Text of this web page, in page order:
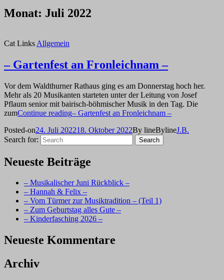
Monat: Juli 2022
Cat Links Allgemein
– Gartenfest an Fronleichnam –
Vor dem Waldthurner Rathaus ging es am Donnerstag hoch her.
Mehr als 20 Musikanten starteten unter der Leitung von Josef
Pflaum senior mit bairisch-böhmischer Musik in den Tag. Die
zumContinue reading– Gartenfest an Fronleichnam –
Posted-on24. Juli 202218. Oktober 2022By lineBylineJ.B.
Search for:
Search
Neueste Beiträge
– Musikalischer Juni Rückblick –
– Hannah & Felix –
– Vom Türmer zur Musiktradition – (Teil 1)
– Zum Geburtstag alles Gute –
– Kinderfasching 2026 –
Neueste Kommentare
Archiv